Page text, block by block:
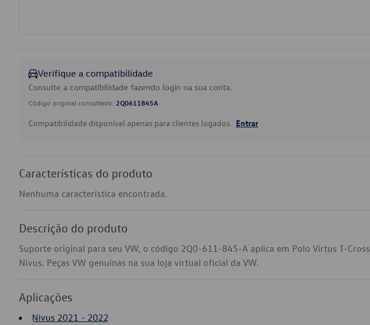
Verifique a compatibilidade
Consulte a compatibilidade fazendo login na sua conta.
Código original consultado: 2Q0611845A
Compatibilidade disponível apenas para clientes logados. Entrar
Características do produto
Nenhuma característica encontrada.
Descrição do produto
Suporte original para seu VW, o código 2Q0-611-845-A aplica em Polo Virtus T-Cross
Nivus. Peças VW genuínas na sua loja virtual oficial da VW.
Aplicações
Nivus 2021 - 2022